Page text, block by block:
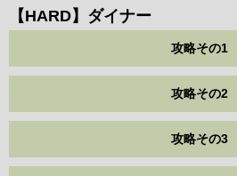
【HARD】ダイナー
攻略その1
攻略その2
攻略その3